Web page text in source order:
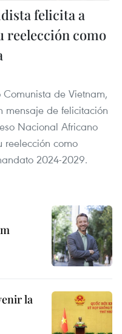
felicita a
reelección como
de Vietnam,
mensaje de felicitación
Nacional Africano
reelección como
2024-2029.
la